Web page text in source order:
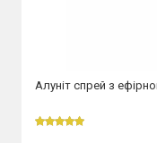
Алуніт спрей з